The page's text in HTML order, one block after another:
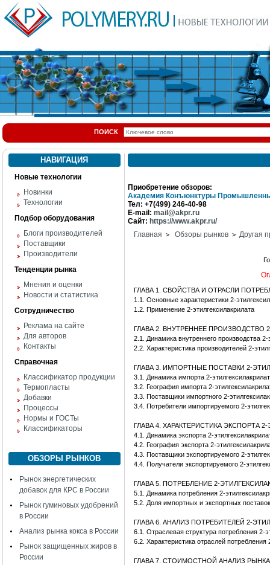
ПОИСК
НАВИГАЦИЯ
Новые технологии
Новинки
Технологии
Подбор оборудования
Блоги производителей
Поставщики
Производители
Тенденции рынка
Мнения и оценки
Новости и статистика
Сотрудничество
Реклама на сайте
Для авторов
Контакты
Справочная
Классификатор продукции
Термопласты
Добавки
Процессы
Нормы и ГОСТы
Классификаторы
ОБЗОРЫ РЫНКОВ
Рынок энергетических
добавок для КРС в России
Рынок гуминовых удобрений
в России
Анализ рынка кокса в России
Рынок защищенных жиров в
России
Приобретение обзоров:
Академия Конъюнктуры
Тел: +7(499) 246-40-98
E-mail: mail@akpr.ru
Сайт: https://www.akpr.ru/
Главная > Обзоры рынков > Другая
ГЛАВА 1. СВОЙСТВА И ОТРАСЛИ
1.1. Основные характеристики 2-
1.2. Применение 2-этилгексилакрилата
ГЛАВА 2. ВНУТРЕННЕЕ ПРОИЗВОДСТВО
2.1. Динамика внутреннего производства 2-
2.2. Характеристика производителей 2-
ГЛАВА 3. ИМПОРТНЫЕ ПОСТАВКИ 2-
3.1. Динамика импорта 2-
3.2. География импорта 2-
3.3. Поставщики импортного 2-
3.4. Потребители импортируемого 2-
ГЛАВА 4. ХАРАКТЕРИСТИКА ЭКСПОРТА
4.1. Динамика экспорта 2-
4.2. География экспорта 2-
4.3. Поставщики экспортируемого 2-
4.4. Получатели экспортируемого 2-
ГЛАВА 5. ПОТРЕБЛЕНИЕ 2-
5.1. Динамика потребления 2-
5.2. Доля импортных и экспортных поставок
ГЛАВА 6. АНАЛИЗ ПОТРЕБИТЕЛЕЙ 2-
6.1. Отраслевая структура потребления 2-
6.2. Характеристика отраслей потребления
ГЛАВА 7. СТОИМОСТНОЙ АНАЛИЗ РЫНКА